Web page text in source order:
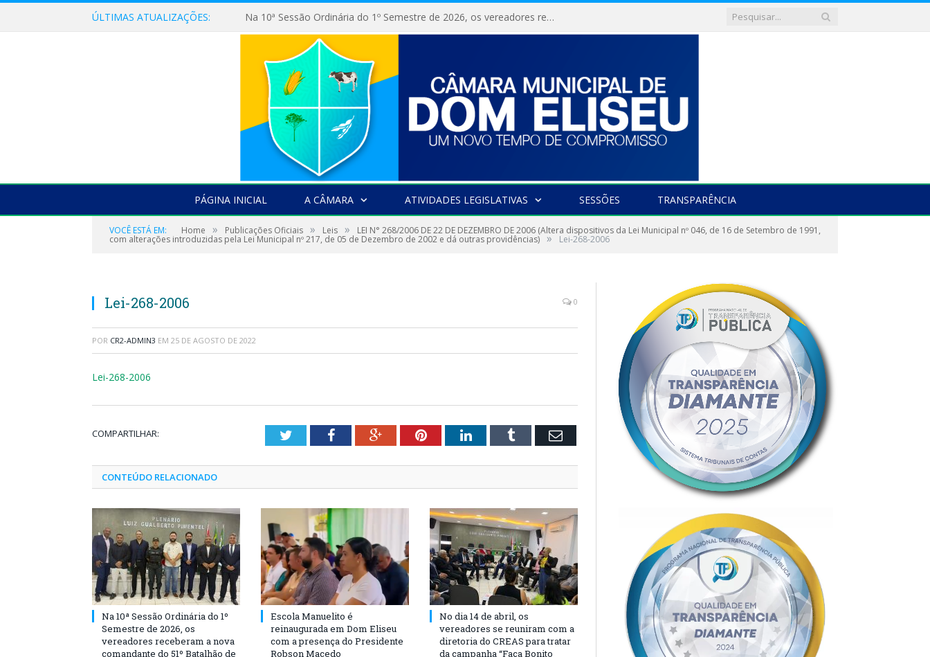
ÚLTIMAS ATUALIZAÇÕES: Na 10ª Sessão Ordinária do 1º Semestre de 2026, os vereadores receberam a nova comandante do 51º Batalhão de Polícia Militar, a Major Alessandra Lopes Leal Bandeira. A visita institucional proporcionou a apresentação da oficial aos parlamentares e reforçou o compromisso de cooperação entre a Polícia Militar e o Poder Legislativo em prol da segurança da população.
PÁGINA INICIAL A CÂMARA ATIVIDADES LEGISLATIVAS SESSÕES TRANSPARÊNCIA
VOCÊ ESTÁ EM: Home » Publicações Oficiais » Leis » LEI N° 268/2006 DE 22 DE DEZEMBRO DE 2006 (Altera dispositivos da Lei Municipal nº 046, de 16 de Setembro de 1991,
com alterações introduzidas pela Lei Municipal nº 217, de 05 de Dezembro de 2002 e dá outras providências) » Lei-268-2006
Lei-268-2006 0
POR CR2-ADMIN3 EM 25 DE AGOSTO DE 2022
Lei-268-2006
COMPARTILHAR: TwitterFacebookGoogle+PinterestLinkedInTumblr Email
CONTEÚDO RELACIONADO
Na 10ª Sessão Ordinária do 1º
Semestre de 2026, os
vereadores receberam a nova
comandante do 51º Batalhão de
Escola Manuelito é
reinaugurada em Dom Eliseu
com a presença do Presidente
Robson Macedo
No dia 14 de abril, os
vereadores se reuniram com a
diretoria do CREAS para tratar
da campanha “Faça Bonito